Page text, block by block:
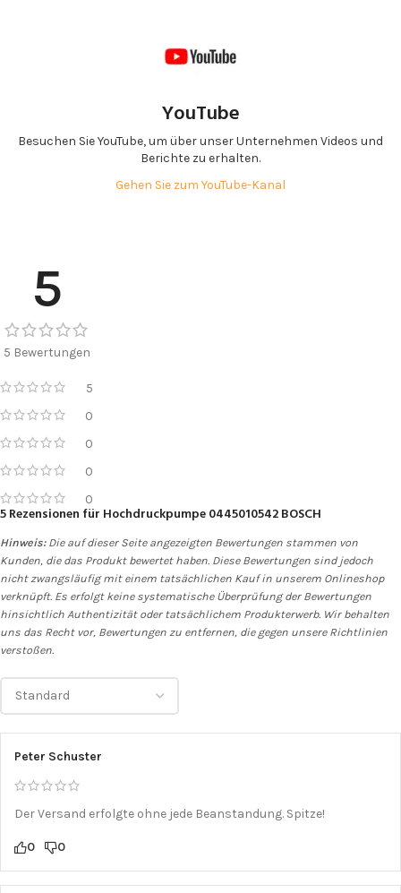
YouTube
Besuchen Sie YouTube, um über unser Unternehmen Videos und
Berichte zu erhalten.
Gehen Sie zum YouTube-Kanal
5
5 Bewertungen
5
0
0
0
0
5 Rezensionen für Hochdruckpumpe 0445010542 BOSCH
Hinweis:Die auf dieser Seite angezeigten Bewertungen stammen von
Kunden, die das Produkt bewertet haben. Diese Bewertungen sind jedoch
nicht zwangsläufig mit einem tatsächlichen Kauf in unserem Onlineshop
verknüpft. Es erfolgt keine systematische Überprüfung der Bewertungen
hinsichtlich Authentizität oder tatsächlichem Produkterwerb. Wir behalten
uns das Recht vor, Bewertungen zu entfernen, die gegen unsere Richtlinien
verstoßen.
Peter Schuster
Der Versand erfolgte ohne jede Beanstandung. Spitze!
0 0